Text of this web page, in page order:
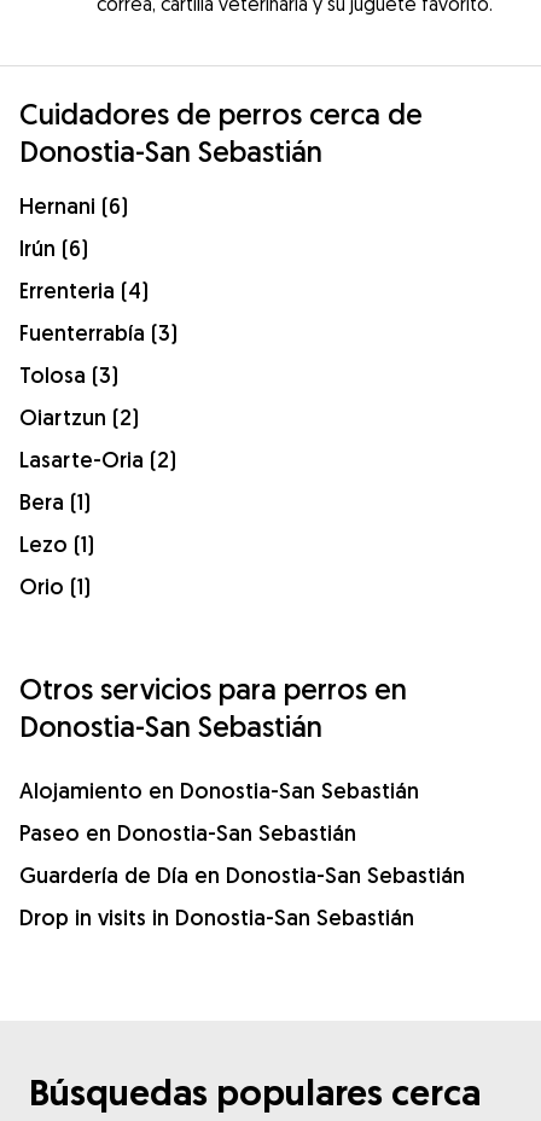
Cuidadores de perros cerca de
Donostia-San Sebastián
Hernani (6)
Irún (6)
Errenteria (4)
Fuenterrabía (3)
Tolosa (3)
Oiartzun (2)
Lasarte-Oria (2)
Bera (1)
Lezo (1)
Orio (1)
Otros servicios para perros en
Donostia-San Sebastián
Alojamiento en Donostia-San Sebastián
Paseo en Donostia-San Sebastián
Guardería de Día en Donostia-San Sebastián
Drop in visits in Donostia-San Sebastián
Búsquedas populares cerca